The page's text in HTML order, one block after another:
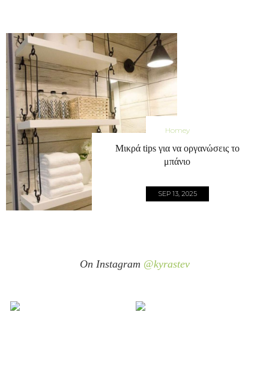
Homey
Μικρά tips για να οργανώσεις το
μπάνιο
SEP 13, 2025
On Instagram @kyrastev